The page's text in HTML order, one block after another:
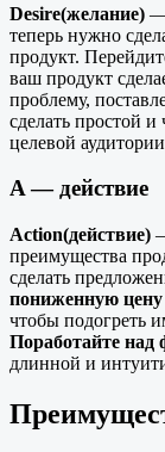
Desire(желание) —
теперь нужно
продукт.
ваш продукт
проблему,
сделать простой
целевой
A — действие
Action(действие)
преимущества
сделать
пониженную цену
чтобы подогреть
Поработайте над
длинной и